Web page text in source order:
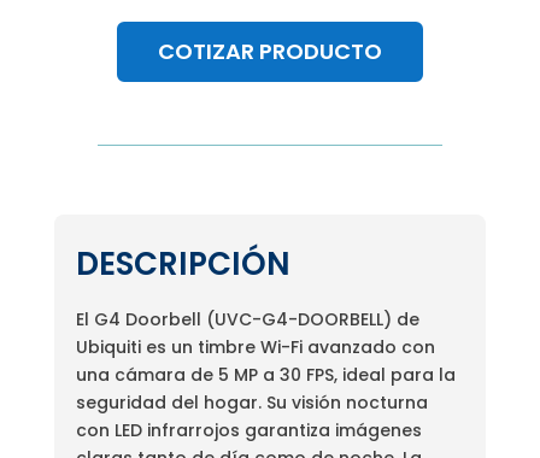
COTIZAR PRODUCTO
DESCRIPCIÓN
El G4 Doorbell (UVC-G4-DOORBELL) de
Ubiquiti es un timbre Wi-Fi avanzado con
una cámara de 5 MP a 30 FPS, ideal para la
seguridad del hogar. Su visión nocturna
con LED infrarrojos garantiza imágenes